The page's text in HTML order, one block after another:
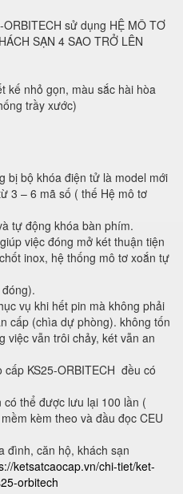
sử dụng HỆ MÔ TƠ
SẠN 4 SAO TRỞ LÊN
kế nhỏ gọn, màu sắc hài hòa
trầy xước)
bị bộ khóa điện tử là model mới
3 – 6 mã số ( thế Hệ mô tơ
tự động khóa bàn phím.
việc đóng mở két thuận tiện
inox, hệ thống mô tơ xoắn tự
vụ khi hết pin mà không phải
cấp (chìa dự phòng). không tốn
việc vẫn trôi chảy, két vẫn an
cấp KS25-ORBITECH đều có
thể được lưu lại 100 lần (
kèm theo và đầu đọc CEU
đình, căn hộ, khách sạn
ketsatcaocap.vn/chi-tiet/ket-
orbitech